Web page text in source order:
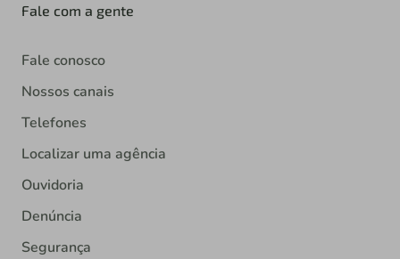
Fale com a gente
Fale conosco
Nossos canais
Telefones
Localizar uma agência
Ouvidoria
Denúncia
Segurança